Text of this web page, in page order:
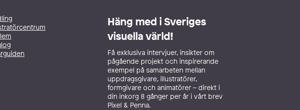
Häng med i Sveriges
visuella värld!
Få exklusiva intervjuer, insikter om
pågående projekt och inspirerande
exempel på samarbeten mellan
uppdragsgivare, illustratörer,
formgivare och animatörer – direkt i
din inkorg 8 gånger per år i vårt brev
Pixel & Penna.